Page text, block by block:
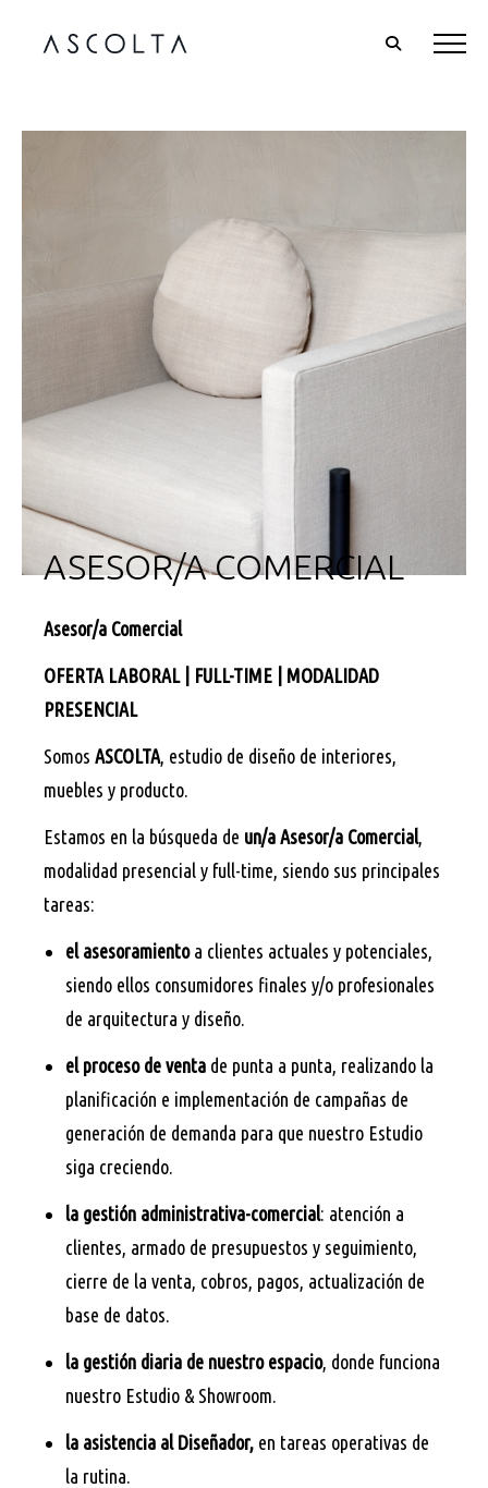
ASESOR/A COMERCIAL
Asesor/a Comercial
OFERTA LABORAL | FULL-TIME | MODALIDAD
PRESENCIAL
Somos ASCOLTA, estudio de diseño de interiores,
muebles y producto.
Estamos en la búsqueda de un/a Asesor/a Comercial,
modalidad presencial y full-time, siendo sus principales
tareas:
el asesoramiento a clientes actuales y potenciales,
siendo ellos consumidores finales y/o profesionales
de arquitectura y diseño.
el proceso de venta de punta a punta, realizando la
planificación e implementación de campañas de
generación de demanda para que nuestro Estudio
siga creciendo.
la gestión administrativa-comercial: atención a
clientes, armado de presupuestos y seguimiento,
cierre de la venta, cobros, pagos, actualización de
base de datos.
la gestión diaria de nuestro espacio, donde funciona
nuestro Estudio & Showroom.
la asistencia al Diseñador, en tareas operativas de
la rutina.